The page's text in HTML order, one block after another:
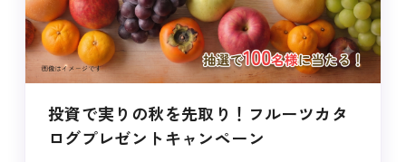
投資で実りの秋を先取り！フルーツカタ
ログプレゼントキャンペーン